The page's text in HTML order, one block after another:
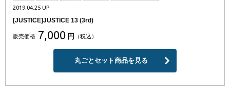
2019.04.25 UP
[JUSTICE]JUSTICE 13 (3rd)
販売価格 7,000 円 （税込）
丸ごとセット商品を見る